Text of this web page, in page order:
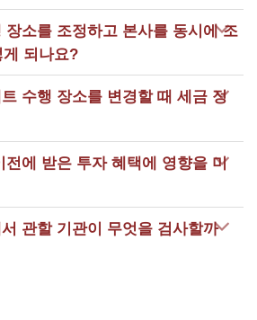
장소를 조정하고 본사를 동시에 조
되나요?
수행 장소를 변경할 때 세금 정
전에 받은 투자 혜택에 영향을 미
관할 기관이 무엇을 검사할까